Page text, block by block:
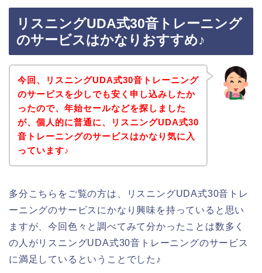
リスニングUDA式30音トレーニング
のサービスはかなりおすすめ♪
今回、リスニングUDA式30音トレーニング
のサービスを少しでも安く申し込みしたか
ったので、年始セールなどを探しました
が、個人的に普通に、リスニングUDA式30
音トレーニングのサービスはかなり気に入
っています♪
多分こちらをご覧の方は、リスニングUDA式30音トレ
ーニングのサービスにかなり興味を持っていると思い
ますが、今回色々と調べてみて分かったことは数多く
の人がリスニングUDA式30音トレーニングのサービス
に満足しているということでした♪